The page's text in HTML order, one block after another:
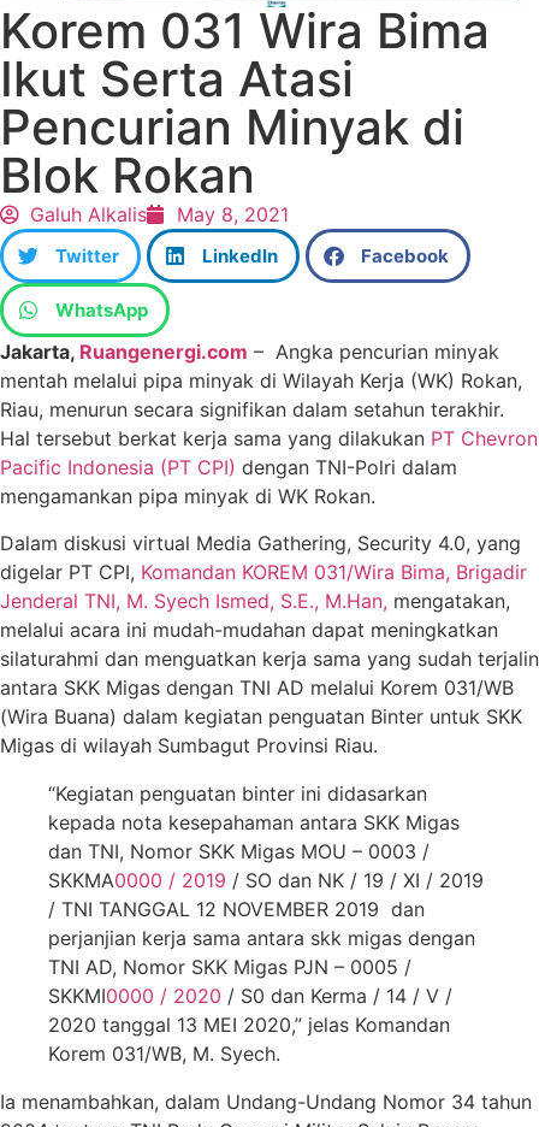
Korem 031 Wira Bima
Ikut Serta Atasi
Pencurian Minyak di
Blok Rokan
Galuh Alkalis May 8, 2021
Twitter LinkedIn Facebook
WhatsApp
Jakarta, Ruangenergi.com – Angka pencurian minyak
mentah melalui pipa minyak di Wilayah Kerja (WK) Rokan,
Riau, menurun secara signifikan dalam setahun terakhir.
Hal tersebut berkat kerja sama yang dilakukan PT Chevron
Pacific Indonesia (PT CPI) dengan TNI-Polri dalam
mengamankan pipa minyak di WK Rokan.
Dalam diskusi virtual Media Gathering, Security 4.0, yang
digelar PT CPI, Komandan KOREM 031/Wira Bima, Brigadir
Jenderal TNI, M. Syech Ismed, S.E., M.Han, mengatakan,
melalui acara ini mudah-mudahan dapat meningkatkan
silaturahmi dan menguatkan kerja sama yang sudah terjalin
antara SKK Migas dengan TNI AD melalui Korem 031/WB
(Wira Buana) dalam kegiatan penguatan Binter untuk SKK
Migas di wilayah Sumbagut Provinsi Riau.
“Kegiatan penguatan binter ini didasarkan
kepada nota kesepahaman antara SKK Migas
dan TNI, Nomor SKK Migas MOU – 0003 /
SKKMA0000 / 2019 / SO dan NK / 19 / XI / 2019
/ TNI TANGGAL 12 NOVEMBER 2019 dan
perjanjian kerja sama antara skk migas dengan
TNI AD, Nomor SKK Migas PJN – 0005 /
SKKMI0000 / 2020 / S0 dan Kerma / 14 / V /
2020 tanggal 13 MEI 2020,” jelas Komandan
Korem 031/WB, M. Syech.
Ia menambahkan, dalam Undang-Undang Nomor 34 tahun